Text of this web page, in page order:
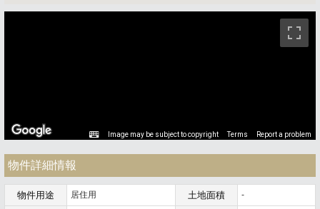
Image may be subject to copyright Terms Report a problem
物件詳細情報
物件用途 居住用 土地面積 -